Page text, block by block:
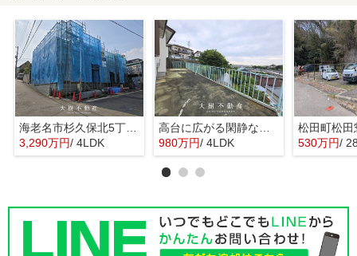
海老名市杉久保北5丁目 新築戸建て 全3棟
3,290万円/ 4LDK
980万円/ 4LDK 530万円/